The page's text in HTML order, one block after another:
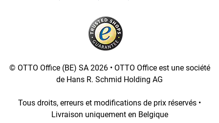
© OTTO Office (BE) SA 2026 • OTTO Office est une société
de Hans R. Schmid Holding AG
Tous droits, erreurs et modifications de prix réservés •
Livraison uniquement en Belgique